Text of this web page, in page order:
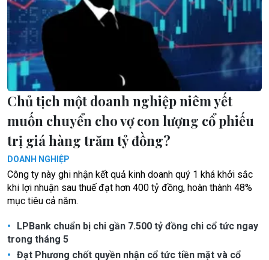
Chủ tịch một doanh nghiệp niêm yết
muốn chuyển cho vợ con lượng cổ phiếu
trị giá hàng trăm tỷ đồng?
DOANH NGHIỆP
Công ty này ghi nhận kết quả kinh doanh quý 1 khá khởi sắc
khi lợi nhuận sau thuế đạt hơn 400 tỷ đồng, hoàn thành 48%
mục tiêu cả năm.
LPBank chuẩn bị chi gần 7.500 tỷ đồng chi cổ tức ngay
trong tháng 5
Đạt Phương chốt quyền nhận cổ tức tiền mặt và cổ